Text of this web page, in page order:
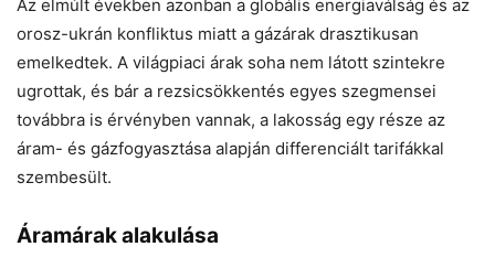
Az elmúlt években azonban a globális energiaválság és az
orosz-ukrán konfliktus miatt a gázárak drasztikusan
emelkedtek. A világpiaci árak soha nem látott szintekre
ugrottak, és bár a rezsicsökkentés egyes szegmensei
továbbra is érvényben vannak, a lakosság egy része az
áram- és gázfogyasztása alapján differenciált tarifákkal
szembesült.
Áramárak alakulása